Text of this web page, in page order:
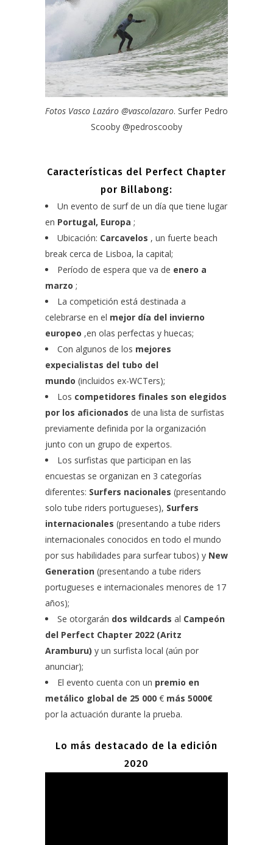
Fotos Vasco Lazáro @vascolazaro. Surfer Pedro
Scooby @pedroscooby
Características del Perfect Chapter
por Billabong:
Un evento de surf de un día que tiene lugar
en Portugal, Europa ;
Ubicación: Carcavelos , un fuerte beach
break cerca de Lisboa, la capital;
Período de espera que va de enero a
marzo ;
La competición está destinada a
celebrarse en el mejor día del invierno
europeo ,en olas perfectas y huecas;
Con algunos de los mejores
expecialistas del tubo del
mundo (incluidos ex-WCTers);
Los competidores finales son elegidos
por los aficionados de una lista de surfistas
previamente definida por la organización
junto con un grupo de expertos.
Los surfistas que participan en las
encuestas se organizan en 3 categorías
diferentes: Surfers nacionales (presentando
solo tube riders portugueses), Surfers
internacionales (presentando a tube riders
internacionales conocidos en todo el mundo
por sus habilidades para surfear tubos) y New
Generation (presentando a tube riders
portugueses e internacionales menores de 17
años);
Se otorgarán dos wildcards al Campeón
del Perfect Chapter 2022 (Aritz
Aramburu) y un surfista local (aún por
anunciar);
El evento cuenta con un premio en
metálico global de 25 000 € más 5000€
por la actuación durante la prueba.
Lo más destacado de la edición
2020